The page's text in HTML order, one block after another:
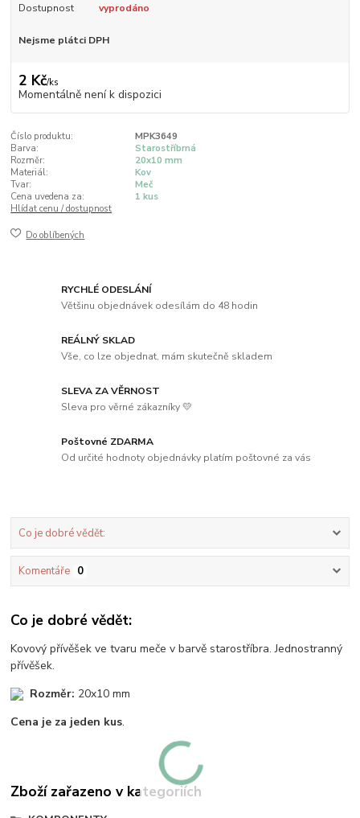
Dostupnost vyprodáno
Nejsme plátci DPH
2 Kč/ks
Momentálně není k dispozici
Číslo produktu:
MPK3649
Barva:
Starostříbrná
Rozměr:
20x10 mm
Materiál:
Kov
Tvar:
Meč
Cena uvedena za:
1 kus
Hlídat cenu / dostupnost
Do oblíbených
RYCHLÉ ODESLÁNÍ
Většinu objednávek odesílám do 48 hodin
REÁLNÝ SKLAD
Vše, co lze objednat, mám skutečně skladem
SLEVA ZA VĚRNOST
Sleva pro věrné zákazníky 💛
Poštovné ZDARMA
Od určité hodnoty objednávky platím poštovné za vás
Co je dobré vědět:
Komentáře 0
Co je dobré vědět:
Kovový přívěšek ve tvaru meče v barvě starostříbra. Jednostranný
přívěšek.
Rozměr: 20x10 mm
Cena je za jeden kus.
Zboží zařazeno v kategoriích